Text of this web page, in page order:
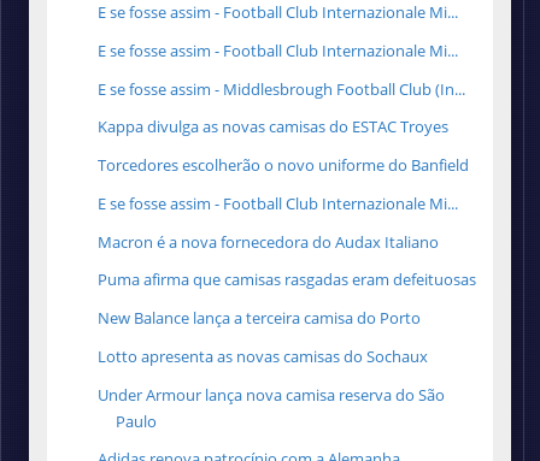
E se fosse assim - Football Club Internazionale Mi...
E se fosse assim - Football Club Internazionale Mi...
E se fosse assim - Middlesbrough Football Club (In...
Kappa divulga as novas camisas do ESTAC Troyes
Torcedores escolherão o novo uniforme do Banfield
E se fosse assim - Football Club Internazionale Mi...
Macron é a nova fornecedora do Audax Italiano
Puma afirma que camisas rasgadas eram defeituosas
New Balance lança a terceira camisa do Porto
Lotto apresenta as novas camisas do Sochaux
Under Armour lança nova camisa reserva do São
Paulo